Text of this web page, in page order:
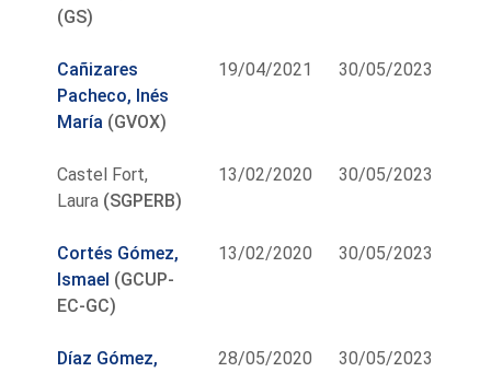
(GS)
Cañizares
Pacheco, Inés
María (GVOX)
19/04/2021 30/05/2023
Castel Fort,
Laura (SGPERB)
13/02/2020 30/05/2023
Cortés Gómez,
Ismael (GCUP-
EC-GC)
13/02/2020 30/05/2023
Díaz Gómez,
28/05/2020 30/05/2023